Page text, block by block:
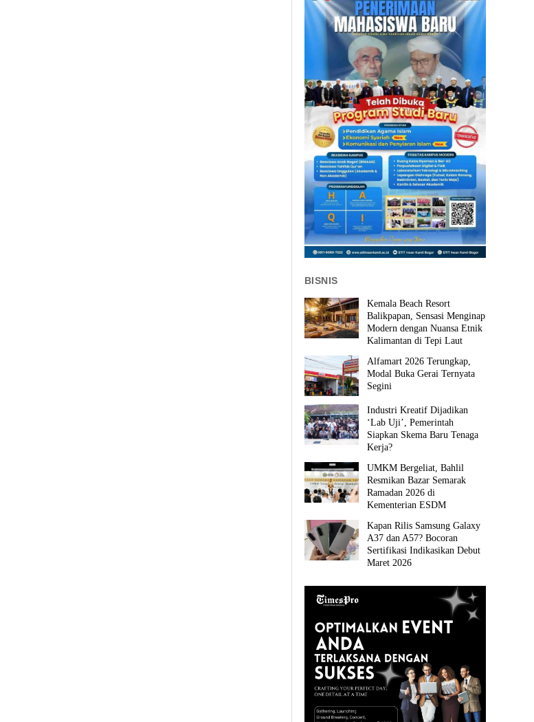
BISNIS
Kemala Beach Resort
Balikpapan, Sensasi Menginap
Modern dengan Nuansa Etnik
Kalimantan di Tepi Laut
Alfamart 2026 Terungkap,
Modal Buka Gerai Ternyata
Segini
Industri Kreatif Dijadikan
‘Lab Uji’, Pemerintah
Siapkan Skema Baru Tenaga
Kerja?
UMKM Bergeliat, Bahlil
Resmikan Bazar Semarak
Ramadan 2026 di
Kementerian ESDM
Kapan Rilis Samsung Galaxy
A37 dan A57? Bocoran
Sertifikasi Indikasikan Debut
Maret 2026